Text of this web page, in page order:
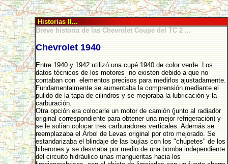
Historias II...
Breve historia de las Chevrolet Coupe del TC 2 ...
Chevrolet 1940
Entre 1940 y 1942 utilizó una cupé 1940 de color verde. Los
datos técnicos de los motores no existen debido a que no
contaban con elementos precisos para medirlos ajustadamente.
Fundamentalmente se aumentaba la comprensión mediante el
pulido de la tapa de cilindros y se mejoraba la lubricación y la
carburación.
Otra opción era colocarle un motor de camión (junto al radiador
original correspondiente para obtener una mejor refrigeración) y
se le solían colocar tres carburadores verticales. Además se
reemplazaba el Árbol de Levas original por otro mejorado. Se
estandarizaba el blindaje de las bujías con los "chupetes" de los
biberones y se desviaba por medio de una bomba independiente
del circuito hidráulico unas mangueritas hacia los